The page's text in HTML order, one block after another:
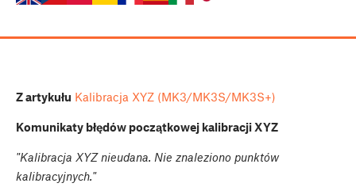
Z artykułu Kalibracja XYZ (MK3/MK3S/MK3S+)
Komunikaty błędów początkowej kalibracji XYZ
"Kalibracja XYZ nieudana. Nie znaleziono punktów
kalibracyjnych."